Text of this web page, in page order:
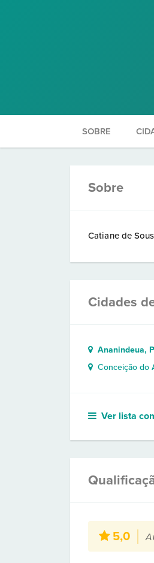
SOBRE
Sobre
Catiane de
Cidades
Ananindeua,
Conceição do
Ver lista
5,0